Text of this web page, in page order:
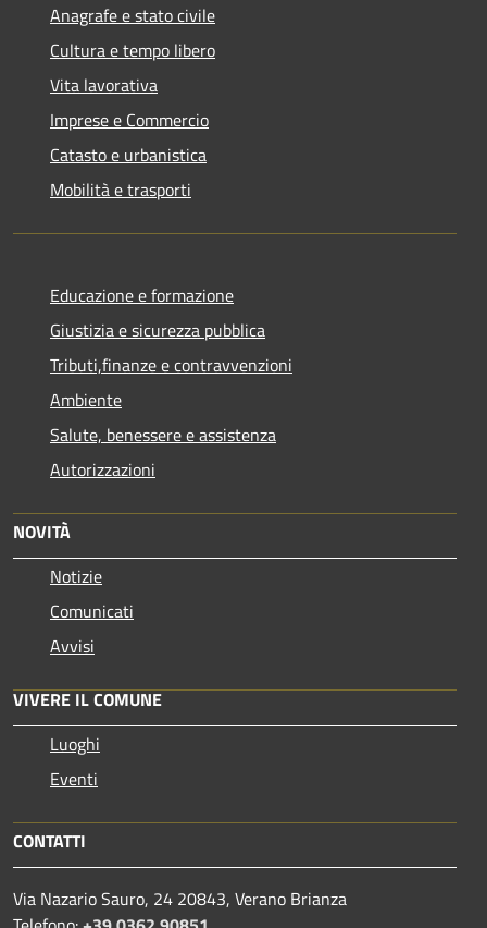
Anagrafe e stato civile
Cultura e tempo libero
Vita lavorativa
Imprese e Commercio
Catasto e urbanistica
Mobilità e trasporti
Educazione e formazione
Giustizia e sicurezza pubblica
Tributi,finanze e contravvenzioni
Ambiente
Salute, benessere e assistenza
Autorizzazioni
NOVITÀ
Notizie
Comunicati
Avvisi
VIVERE IL COMUNE
Luoghi
Eventi
CONTATTI
Via Nazario Sauro, 24 20843, Verano Brianza